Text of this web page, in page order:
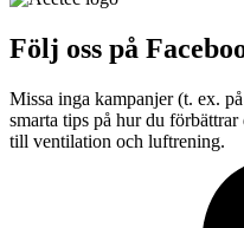
Följ oss på
Missa inga kampanjer (t. ex.
smarta tips på hur du
till ventilation och luftrening.